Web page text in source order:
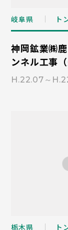
岐阜県 ト
神岡鉱業㈱
ンネル工事（
H.22.07～
栃木県 ト